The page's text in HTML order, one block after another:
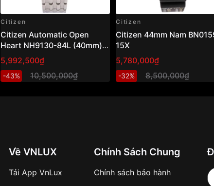
Citizen
Citizen Automatic Open
Heart NH9130-84L (40mm) –
Đồng hồ nam cơ hở tim, mặt
xanh sang trọng
5,992,500₫
-43% 10,500,000₫
Citizen
Citizen 44mm Nam
15X
5,780,000₫
-32% 8,500,000₫
Về VNLUX
Tải App VnLux
Chính Sách Chung
Chính sách bảo hành